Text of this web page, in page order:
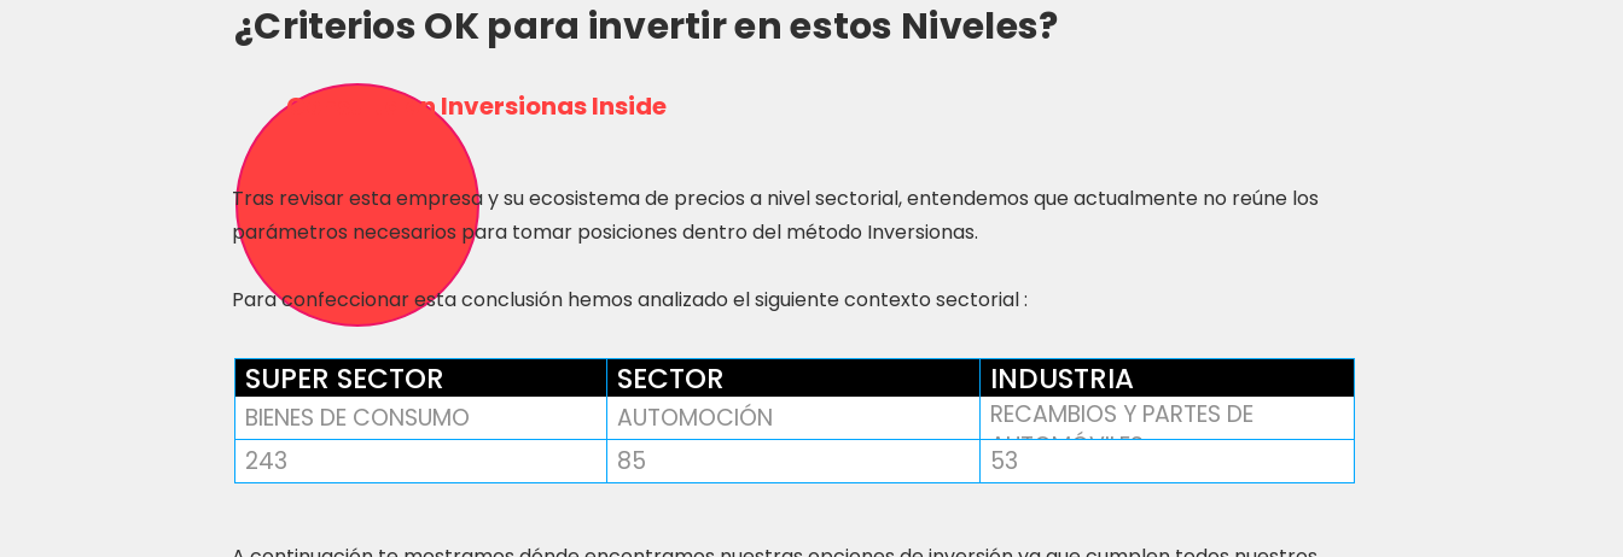
¿Criterios OK para invertir en estos Niveles?
Consulta en Inversionas Inside
Tras revisar esta empresa y su ecosistema de precios a nivel sectorial, entendemos que actualmente no reúne los
parámetros necesarios para tomar posiciones dentro del método Inversionas.
Para confeccionar esta conclusión hemos analizado el siguiente contexto sectorial :
SUPER SECTOR SECTOR INDUSTRIA
BIENES DE CONSUMO AUTOMOCIÓN
RECAMBIOS Y PARTES DE
AUTOMÓVILES
243 85 53